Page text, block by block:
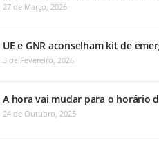
27 de Março, 2026
UE e GNR aconselham kit de
3 de Fevereiro, 2026
A hora vai mudar para o horário
24 de Outubro, 2025